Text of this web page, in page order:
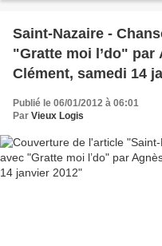
Saint-Nazaire -
"Gratte moi l’do" par
Clément, samedi 14
Publié le 06/01/2012 à 06:01
Par Vieux Logis